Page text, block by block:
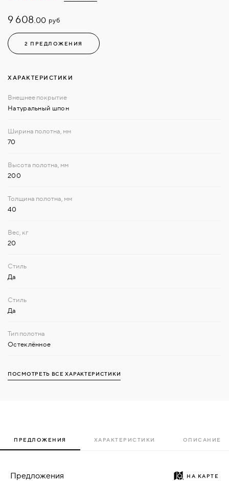
9 608.00 руб
2 ПРЕДЛОЖЕНИЯ
ХАРАКТЕРИСТИКИ
Натуральный шпон
70
200
40
20
Да
Да
Остеклённое
ПОСМОТРЕТЬ ВСЕ ХАРАКТЕРИСТИКИ
ПРЕДЛОЖЕНИЯ ХАРАКТЕРИСТИКИ ОПИСАНИЕ
Предложения НА КАРТЕ